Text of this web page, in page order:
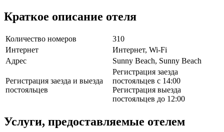
Краткое описание отеля
Количество номеров
310
Интернет
Интернет, Wi-Fi
Адрес
Sunny Beach, Sunny Beach
Регистрация заезда и выезда
постояльцев
Регистрация заезда
постояльцев с 14:00
Регистрация выезда
постояльцев до 12:00
Услуги, предоставляемые отелем